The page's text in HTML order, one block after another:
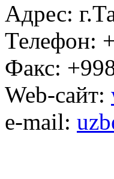
Адрес:
Телефон:
Факс:
Web-сайт:
e-mail: